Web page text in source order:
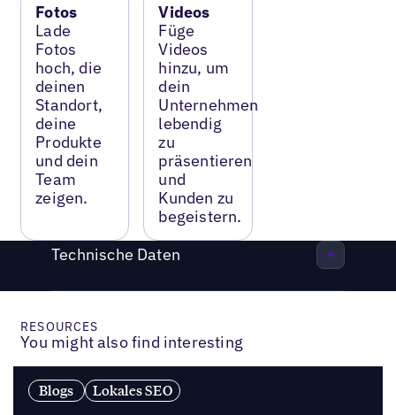
Fotos
Lade
Fotos
hoch, die
deinen
Standort,
deine
Produkte
und dein
Team
zeigen.
Videos
Füge
Videos
hinzu, um
dein
Unternehmen
lebendig
zu
präsentieren
und
Kunden zu
begeistern.
Technische Daten
RESOURCES
You might also find interesting
Blogs Lokales SEO